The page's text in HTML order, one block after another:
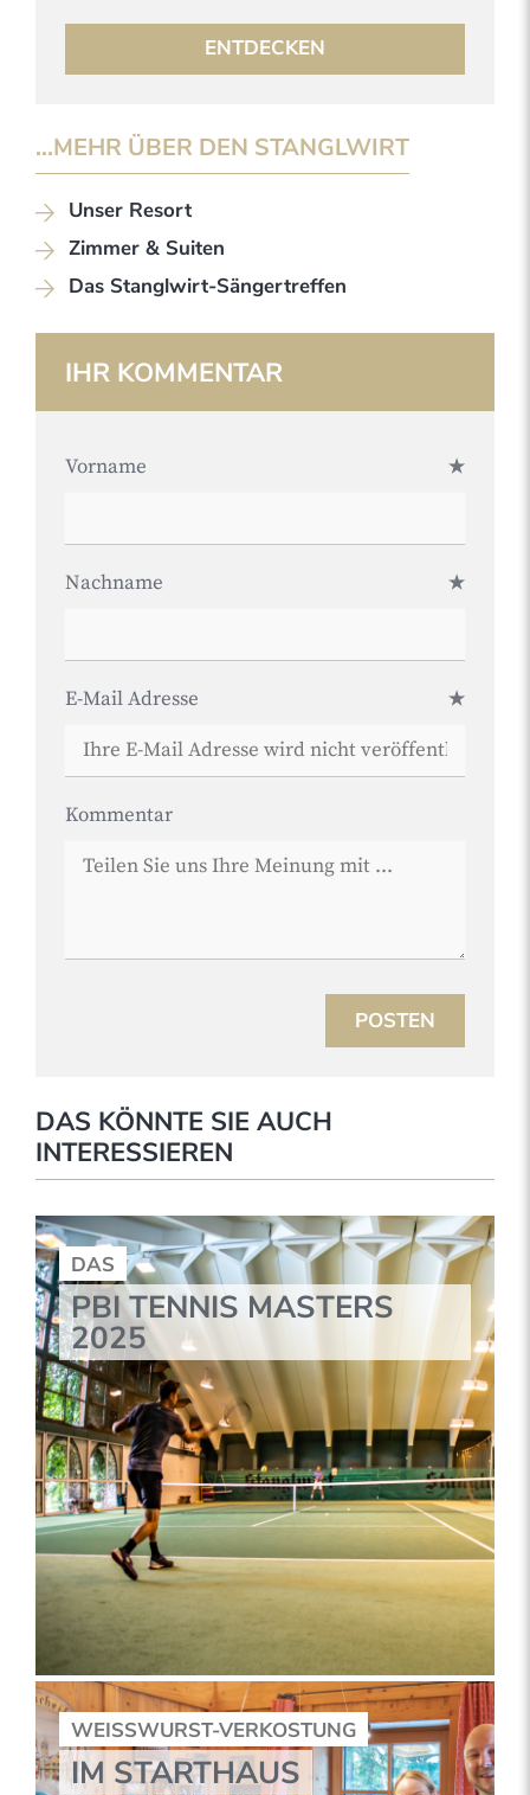
ENTDECKEN
...MEHR ÜBER DEN STANGLWIRT
Unser Resort
Zimmer & Suiten
Das Stanglwirt-Sängertreffen
IHR KOMMENTAR
Vorname
Nachname
E-Mail Adresse
Kommentar
POSTEN
DAS KÖNNTE SIE AUCH
INTERESSIEREN
DAS
PBI TENNIS MASTERS
2025
WEISSWURST-VERKOSTUNG
IM STARTHAUS